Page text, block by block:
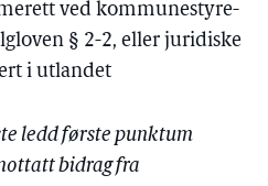
ved kommunestyre-
§ 2-2, eller juridiske
i utlandet
ledd første punktum
bidrag fra